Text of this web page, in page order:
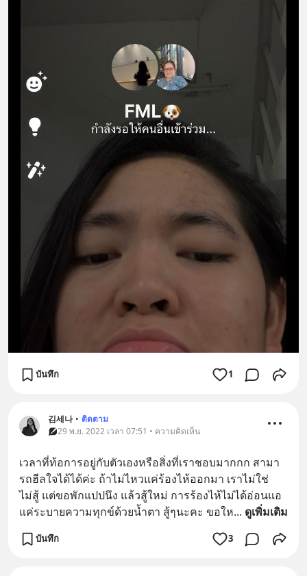
บันทึก 1
김세나 • ติดตาม
29 พ.ย. 2022 เวลา 07:51 • ความคิดเห็น
เวลาที่ท้อการอยู่กับตัวเองหรือสิ่งที่เราชอบมากกก สามา
รถฮีลใจได้ได้ค่ะ ถ้าไม่ไหวแค่ร้องไห้ออกมา เราไม่ใช่
ไม่สู้ แต่ขอพักแปปนึง แล้วสู้ใหม่ การร้องไห้ไม่ได้อ่อนแอ
แค่ระบายความทุกข์ด้วยน้ำตา สู้ๆนะคะ ขอให... ดูเพิ่มเติม
บันทึก 3